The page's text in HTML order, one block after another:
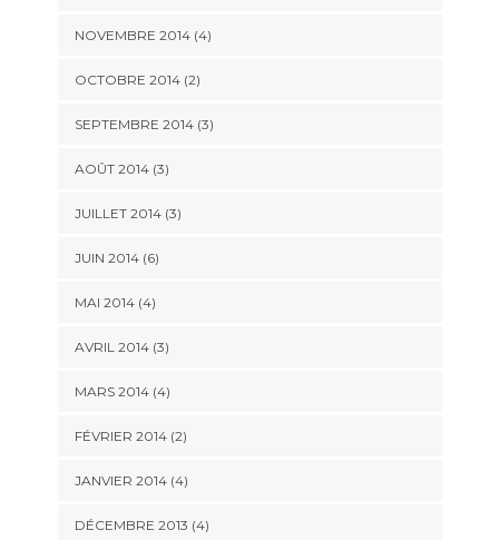
NOVEMBRE 2014(4)
OCTOBRE 2014(2)
SEPTEMBRE 2014(3)
AOÛT 2014(3)
JUILLET 2014(3)
JUIN 2014(6)
MAI 2014(4)
AVRIL 2014(3)
MARS 2014(4)
FÉVRIER 2014(2)
JANVIER 2014(4)
DÉCEMBRE 2013 (4)